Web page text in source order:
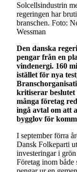
Solcellsindustrin
regeringen har
branschen. Foto:
Wessman
Den danska
pengar från en
vindenergi. 160
istället för nya
kritiserar beslutet
många företag
ingå avtal om att
bygglov för
I september förra
Dansk Folkeparti
investeringar i
Företag inom både